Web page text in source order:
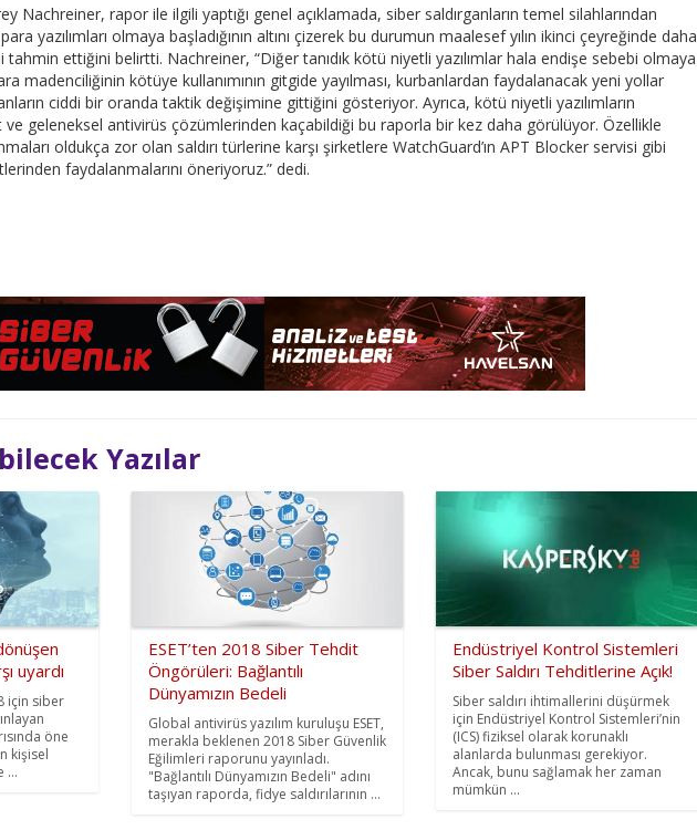
Nachreiner, rapor ile ilgili yaptığı genel açıklamada, siber saldırganların temel silahlarından
yazılımları olmaya başladığının altını çizerek bu durumun maalesef yılın ikinci çeyreğinde daha
tahmin ettiğini belirtti. Nachreiner, “Diğer tanıdık kötü niyetli yazılımlar hala endişe sebebi olmaya
madenciliğinin kötüye kullanımının gitgide yayılması, kurbanlardan faydalanacak yeni yollar
ciddi bir oranda taktik değişimine gittiğini gösteriyor. Ayrıca, kötü niyetli yazılımların
ve geleneksel antivirüs çözümlerinden kaçabildiği bu raporla bir kez daha görülüyor. Özellikle
oldukça zor olan saldırı türlerine karşı şirketlere WatchGuard’ın APT Blocker servisi gibi
faydalanmalarını öneriyoruz.” dedi.
Yazılar
uyardı
için siber
öne
kişisel
...
ESET’ten 2018 Siber Tehdit
Öngörüleri: Bağlantılı
Dünyamızın Bedeli
Global antivirüs yazılım kuruluşu ESET,
merakla beklenen 2018 Siber Güvenlik
Eğilimleri raporunu yayınladı.
"Bağlantılı Dünyamızın Bedeli" adını
taşıyan raporda, fidye saldırılarının ...
Endüstriyel Kontrol Sistemleri
Siber Saldırı Tehditlerine Açık!
Siber saldırı ihtimallerini düşürmek
için Endüstriyel Kontrol Sistemleri’nin
(ICS) fiziksel olarak korunaklı
alanlarda bulunması gerekiyor.
Ancak, bunu sağlamak her zaman
mümkün ...